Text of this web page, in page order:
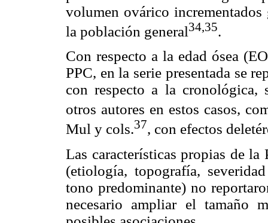
volumen ovárico
la población general34,35.
Con respecto a la edad ósea
PPC, en la serie presentada se
con respecto a la cronológica,
otros autores en estos casos,
Mul y cols.37, con efectos
Las características propias de
(etiología, topografía,
tono predominante) no
necesario ampliar el tamaño